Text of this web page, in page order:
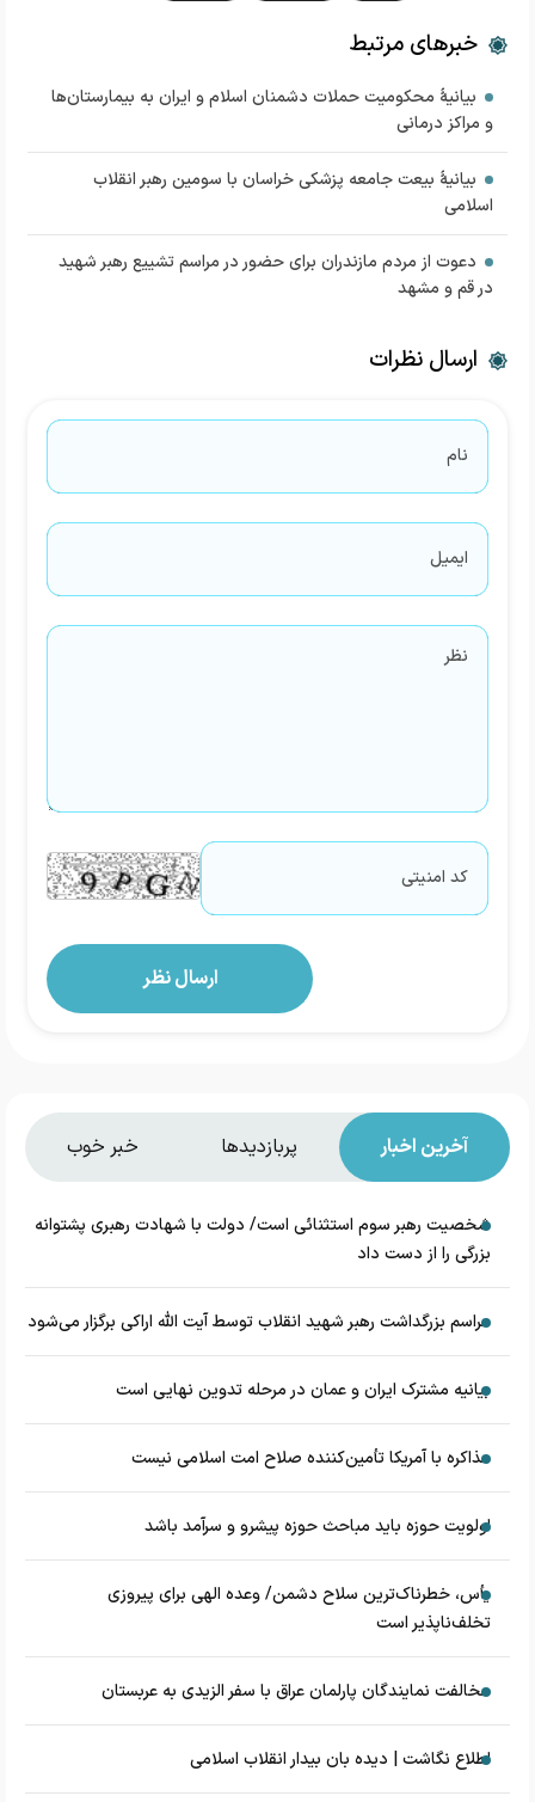
خبرهای مرتبط
بیانیۀ محکومیت حملات دشمنان اسلام و ایران به بیمارستان‌ها
و مراکز درمانی
بیانیۀ بیعت جامعه پزشکی خراسان با سومین رهبر انقلاب
اسلامی
دعوت از مردم مازندران برای حضور در مراسم تشییع رهبر شهید
در قم و مشهد
ارسال نظرات
آخرین اخبار پربازدیدها خبر خوب
شخصیت رهبر سوم استثنائی است/ دولت با شهادت رهبری پشتوانه
بزرگی را از دست داد
مراسم بزرگداشت رهبر شهید انقلاب توسط آیت الله اراکی برگزار می‌شود
بیانیه مشترک ایران و عمان در مرحله تدوین نهایی است
مذاکره با آمریکا تأمین‌کننده صلاح امت اسلامی نیست
اولویت حوزه باید مباحث حوزه پیشرو و سرآمد باشد
یأس، خطرناک‌ترین سلاح دشمن/ وعده الهی برای پیروزی
تخلف‌ناپذیر است
مخالفت نمایندگان پارلمان عراق با سفر الزیدی به عربستان
اطلاع نگاشت | دیده بان بیدار انقلاب اسلامی